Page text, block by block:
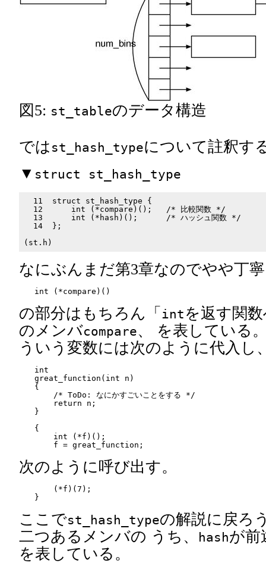
図5: st_tableのデータ構造
では st_hash_typeについて註釈す
▼ struct st_hash_type
  11  struct st_hash_type {
  12      int (*compare)();   /* 比較関数 */
  13      int (*hash)();      /* ハッシュ関数 */
  14  };
なにぶんまだ第3章なのでやや丁
の部分はもちろん「 int を返す関
のメンバcompare、 を表している
ういう変数には次のように代入し
int
great_function(int n)
{
    /* ToDo: なにかすごいことをする */
    return n;
}
{
    int (*f)();
次のように呼び出す。
    (*f)(7);
ここでst_hash_typeの解説に戻ろ
二つあるメンバの うち、
hashが前
を表している。